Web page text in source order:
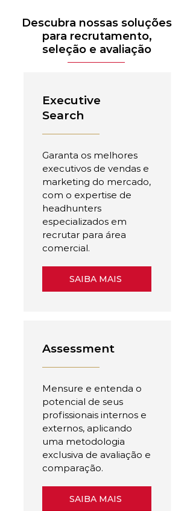
Descubra nossas soluções
para recrutamento,
seleção e avaliação
Executive
Search
Garanta os melhores
executivos de vendas e
marketing do mercado,
com o expertise de
headhunters
especializados em
recrutar para área
comercial.
SAIBA MAIS
Assessment
Mensure e entenda o
potencial de seus
profissionais internos e
externos, aplicando
uma metodologia
exclusiva de avaliação e
comparação.
SAIBA MAIS